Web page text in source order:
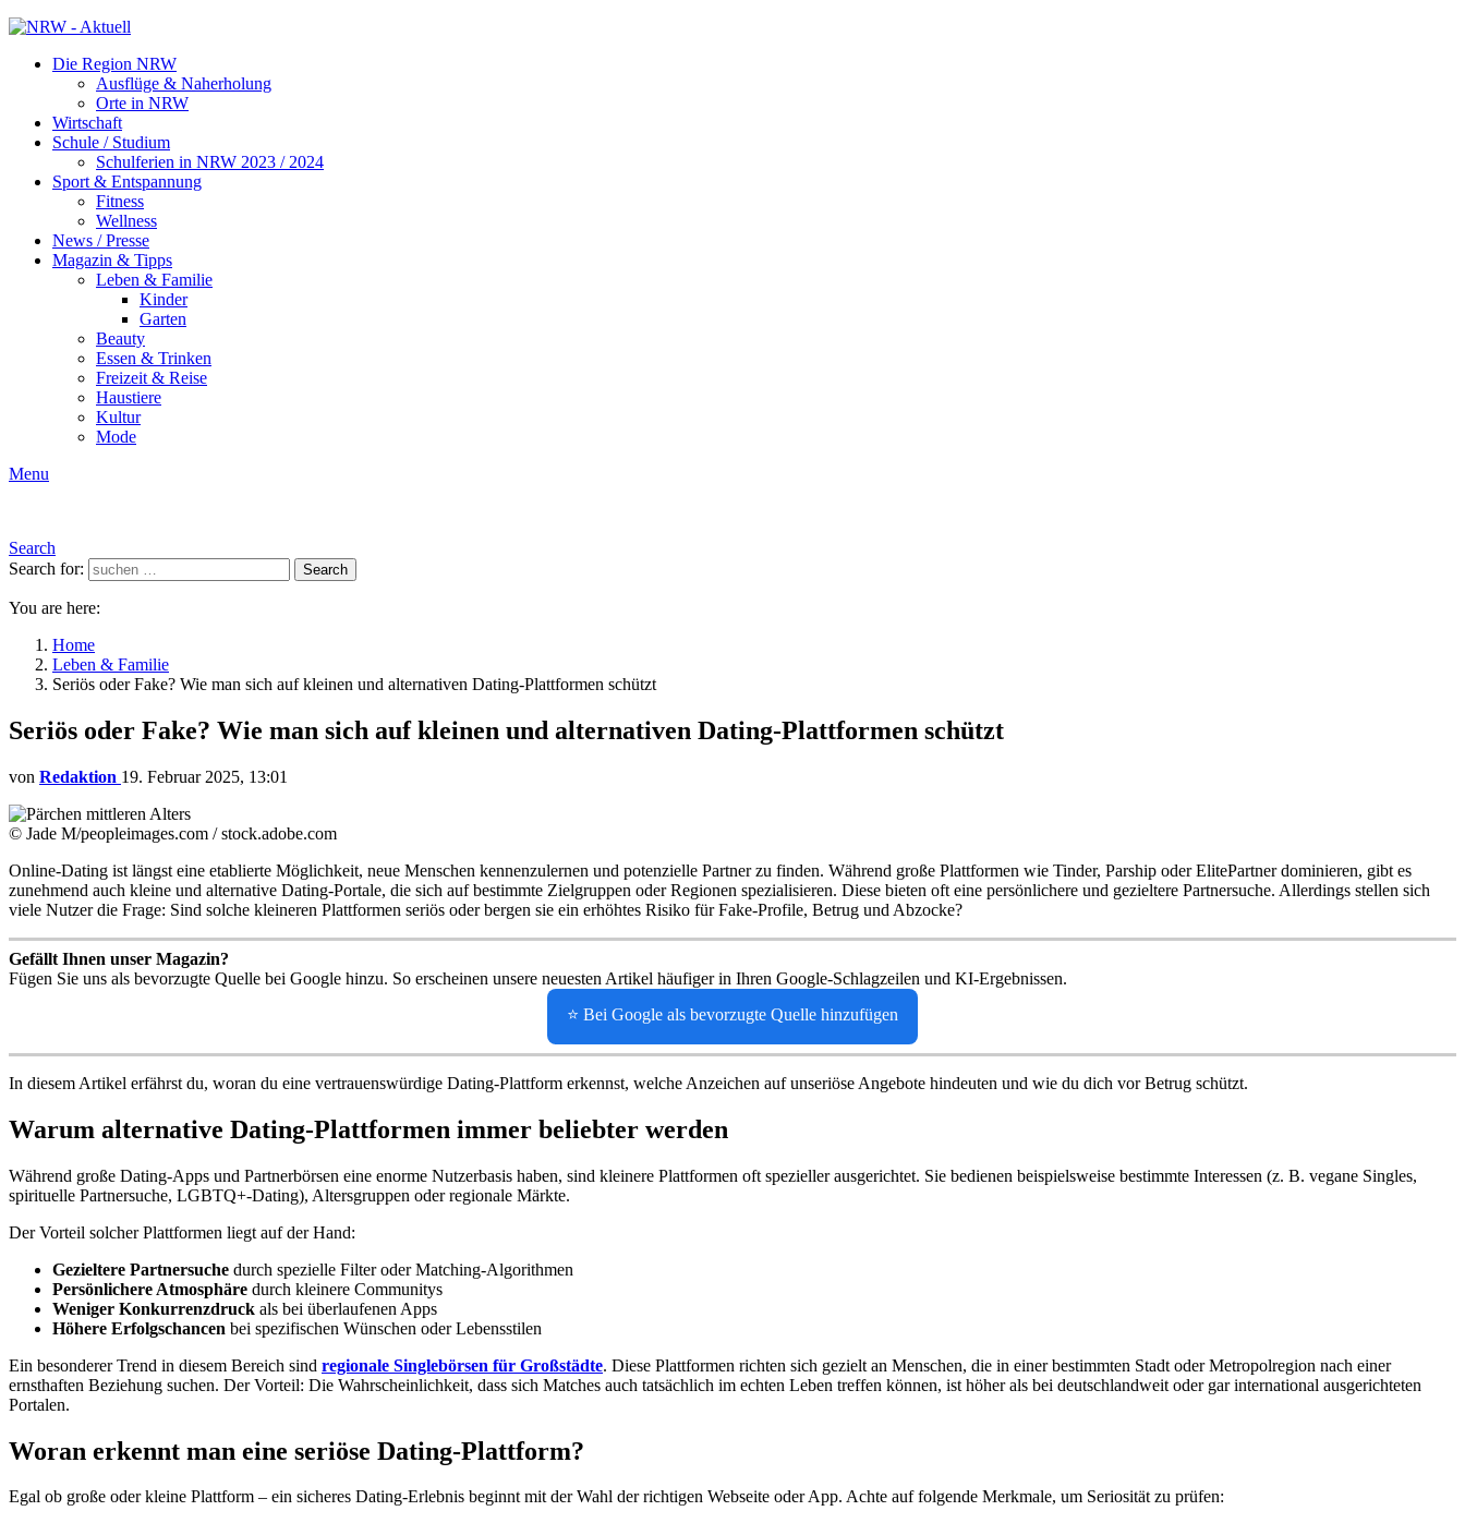
Die Region NRW
Ausflüge & Naherholung
Orte in NRW
Wirtschaft
Schule / Studium
Schulferien in NRW 2023 / 2024
Sport & Entspannung
Fitness
Wellness
News / Presse
Magazin & Tipps
Leben & Familie
Kinder
Garten
Beauty
Essen & Trinken
Freizeit & Reise
Haustiere
Kultur
Mode
Menu
Search
Search for:
Search
You are here:
Home
Leben & Familie
Seriös oder Fake? Wie man sich auf kleinen und alternativen Dating-Plattformen schützt
Seriös oder Fake? Wie man sich auf kleinen und alternativen Dating-Plattformen schützt
von Redaktion 19. Februar 2025, 13:01
© Jade M/peopleimages.com / stock.adobe.com
Online-Dating ist längst eine etablierte Möglichkeit, neue Menschen kennenzulernen und potenzielle Partner zu finden. Während große Plattformen wie Tinder, Parship oder ElitePartner dominieren, gibt es
zunehmend auch kleine und alternative Dating-Portale, die sich auf bestimmte Zielgruppen oder Regionen spezialisieren. Diese bieten oft eine persönlichere und gezieltere Partnersuche. Allerdings stellen sich
viele Nutzer die Frage: Sind solche kleineren Plattformen seriös oder bergen sie ein erhöhtes Risiko für Fake-Profile, Betrug und Abzocke?
Gefällt Ihnen unser Magazin?
Fügen Sie uns als bevorzugte Quelle bei Google hinzu. So erscheinen unsere neuesten Artikel häufiger in Ihren Google-Schlagzeilen und KI-Ergebnissen.
⭐ Bei Google als bevorzugte Quelle hinzufügen
In diesem Artikel erfährst du, woran du eine vertrauenswürdige Dating-Plattform erkennst, welche Anzeichen auf unseriöse Angebote hindeuten und wie du dich vor Betrug schützt.
Warum alternative Dating-Plattformen immer beliebter werden
Während große Dating-Apps und Partnerbörsen eine enorme Nutzerbasis haben, sind kleinere Plattformen oft spezieller ausgerichtet. Sie bedienen beispielsweise bestimmte Interessen (z. B. vegane Singles,
spirituelle Partnersuche, LGBTQ+-Dating), Altersgruppen oder regionale Märkte.
Der Vorteil solcher Plattformen liegt auf der Hand:
Gezieltere Partnersuche durch spezielle Filter oder Matching-Algorithmen
Persönlichere Atmosphäre durch kleinere Communitys
Weniger Konkurrenzdruck als bei überlaufenen Apps
Höhere Erfolgschancen bei spezifischen Wünschen oder Lebensstilen
Ein besonderer Trend in diesem Bereich sind regionale Singlebörsen für Großstädte. Diese Plattformen richten sich gezielt an Menschen, die in einer bestimmten Stadt oder Metropolregion nach einer
ernsthaften Beziehung suchen. Der Vorteil: Die Wahrscheinlichkeit, dass sich Matches auch tatsächlich im echten Leben treffen können, ist höher als bei deutschlandweit oder gar international ausgerichteten
Portalen.
Woran erkennt man eine seriöse Dating-Plattform?
Egal ob große oder kleine Plattform – ein sicheres Dating-Erlebnis beginnt mit der Wahl der richtigen Webseite oder App. Achte auf folgende Merkmale, um Seriosität zu prüfen: